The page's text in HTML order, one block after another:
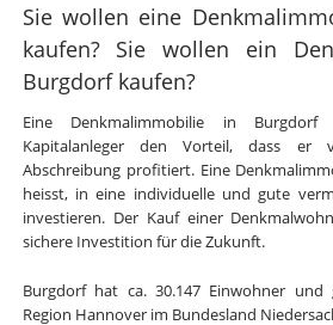
Sie wollen eine
kaufen? Sie wollen ein
Burgdorf kaufen?
Eine Denkmalimmobilie in
Kapitalanleger den Vorteil, dass er
Abschreibung profitiert. Eine
heisst, in eine individuelle und gute
investieren. Der Kauf einer
sichere Investition für die Zukunft.
Burgdorf hat ca. 30.147 Einwohner und
Region Hannover im Bundesland